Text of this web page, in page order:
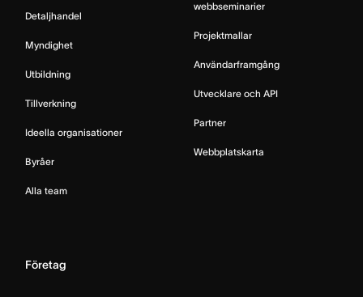
Detaljhandel
Myndighet
Utbildning
Tillverkning
Ideella organisationer
Byråer
Alla team
webbseminarier
Projektmallar
Användarframgång
Utvecklare och API
Partner
Webbplatskarta
Företag